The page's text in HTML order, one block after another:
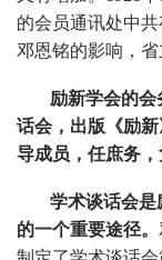
的会员通讯处中共
邓恩铭的影响，省
励新学会的
话会，出版《励
导成员，任庶务，
学术谈话会是
的一个重要途径。